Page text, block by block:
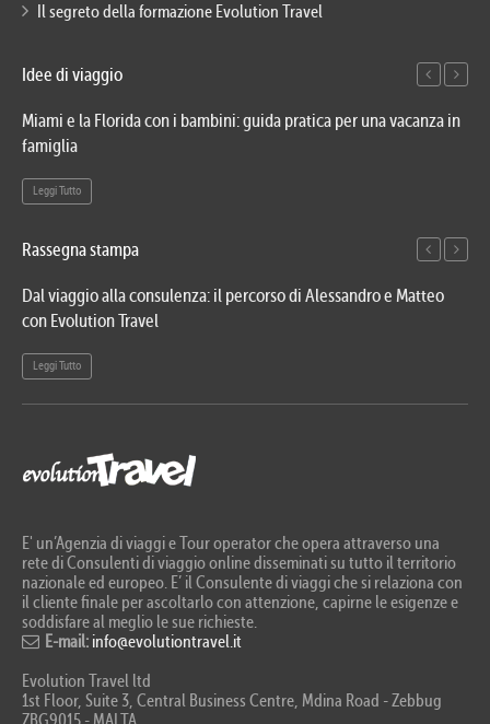
Il segreto della formazione Evolution Travel
Idee di viaggio
Miami e la Florida con i bambini: guida pratica per una vacanza in
famiglia
Leggi Tutto
Rassegna stampa
Dal viaggio alla consulenza: il percorso di Alessandro e Matteo
con Evolution Travel
Leggi Tutto
E' un’Agenzia di viaggi e Tour operator che opera attraverso una
rete di Consulenti di viaggio online disseminati su tutto il territorio
nazionale ed europeo. E’ il Consulente di viaggi che si relaziona con
il cliente finale per ascoltarlo con attenzione, capirne le esigenze e
soddisfare al meglio le sue richieste.
E-mail: info@evolutiontravel.it
Evolution Travel ltd
1st Floor, Suite 3, Central Business Centre, Mdina Road - Zebbug